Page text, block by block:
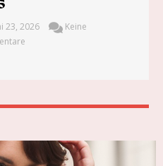
23, 2026
Keine